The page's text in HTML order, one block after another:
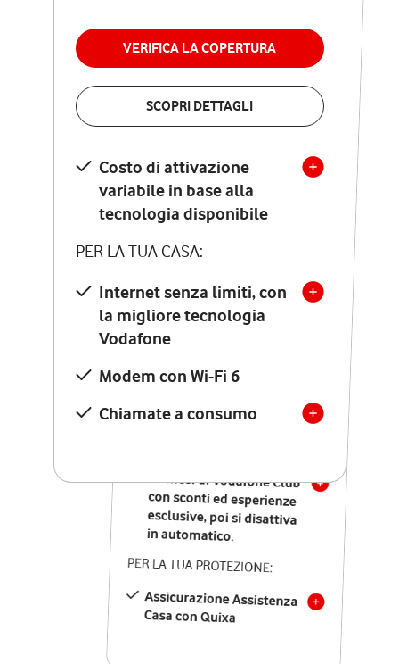
VERIFICA LA COPERTURA
SCOPRI DETTAGLI
Costo di attivazione
variabile in base alla
tecnologia disponibile
PER LA TUA CASA:
Internet senza limiti, con
la migliore tecnologia
Vodafone
Modem con Wi-Fi 6
Chiamate a consumo
permanenza
VERIFICA LA COPERTURA
Costo di attivazione
variabile in base alla
tecnologia disponibile
PER LA TUA CASA:
Internet senza limiti, con
la migliore tecnologia
Vodafone
Modem Seven con Wi-Fi 7
Chiamate illimitate verso
numeri fissi e mobili
nazionali
12 mesi di Vodafone Club
con sconti ed esperienze
esclusive, poi si disattiva
in automatico.
PER LA TUA PROTEZIONE:
Assicurazione Assistenza
Casa con Quixa